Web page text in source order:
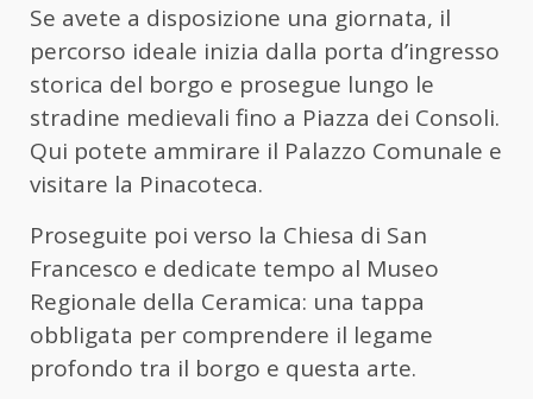
Se avete a disposizione una giornata, il
percorso ideale inizia dalla porta d’ingresso
storica del borgo e prosegue lungo le
stradine medievali fino a Piazza dei Consoli.
Qui potete ammirare il Palazzo Comunale e
visitare la Pinacoteca.
Proseguite poi verso la Chiesa di San
Francesco e dedicate tempo al Museo
Regionale della Ceramica: una tappa
obbligata per comprendere il legame
profondo tra il borgo e questa arte.